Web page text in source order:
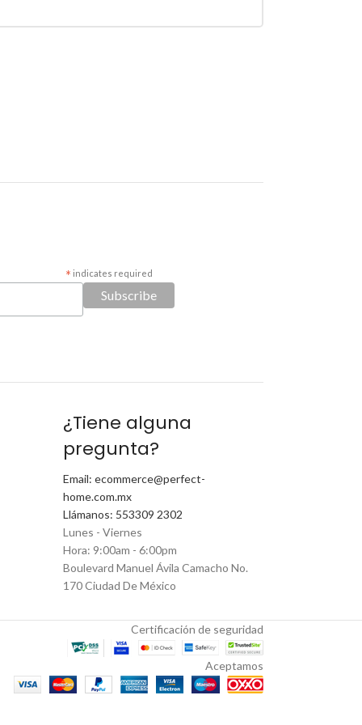
* indicates required
¿Tiene alguna
pregunta?
Email: ecommerce@perfect-
home.com.mx
Llámanos: 553309 2302
Lunes - Viernes
Hora: 9:00am - 6:00pm
Boulevard Manuel Ávila Camacho No.
170 Ciudad De México
Certificación de seguridad
Aceptamos